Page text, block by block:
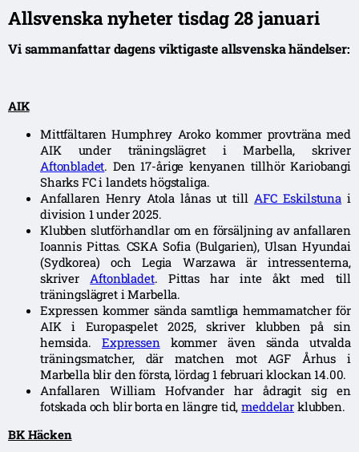
Allsvenska nyheter tisdag 28 januari
Vi sammanfattar dagens viktigaste allsvenska händelser:
AIK
Mittfältaren Humphrey Aroko kommer provträna med
AIK under träningslägret i Marbella, skriver
Aftonbladet. Den 17-årige kenyanen tillhör Kariobangi
Sharks FC i landets högstaliga.
Anfallaren Henry Atola lånas ut till AFC Eskilstuna i
division 1 under 2025.
Klubben slutförhandlar om en försäljning av anfallaren
Ioannis Pittas. CSKA Sofia (Bulgarien), Ulsan Hyundai
(Sydkorea) och Legia Warzawa är intressenterna,
skriverAftonbladet. Pittas har inte åkt med till
träningslägret i Marbella.
Expressen kommer sända samtliga hemmamatcher för
AIK i Europaspelet 2025, skriver klubben på sin
hemsida. Expressenkommer även sända utvalda
träningsmatcher, där matchen mot AGF Århus i
Marbella blir den första, lördag 1 februari klockan 14.00.
Anfallaren William Hofvander har ådragit sig en
fotskada och blir borta en längre tid,meddelarklubben.
BK Häcken